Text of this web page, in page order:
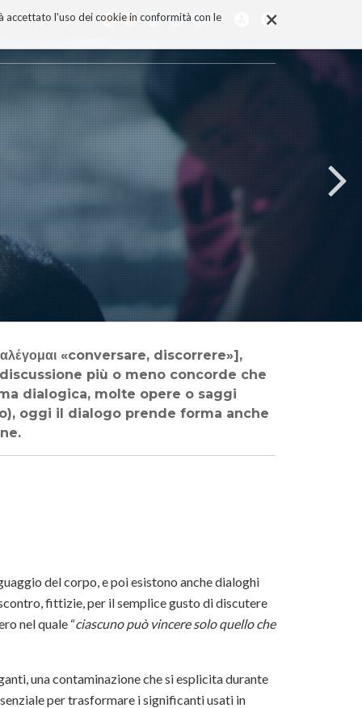
×
accettato l'uso dei cookie in conformità con le
più o meno concorde che
dialogica, molte opere o saggi
oggi il dialogo prende forma anche
del corpo, e poi esistono anche dialoghi
fittizie, per il semplice gusto di discutere
nel quale “ciascuno può vincere solo quello che
una contaminazione che si esplicita durante
per trasformare i significanti usati in